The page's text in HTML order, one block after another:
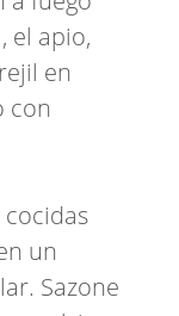
Sal
Negra
o la
a fuego